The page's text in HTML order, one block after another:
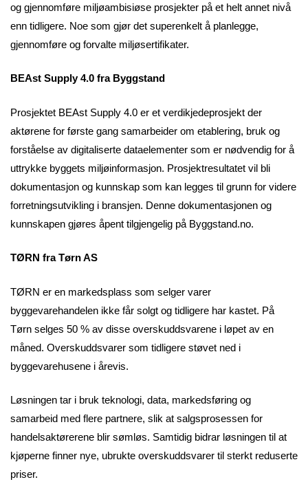
og gjennomføre miljøambisiøse prosjekter på et helt annet nivå
enn tidligere. Noe som gjør det superenkelt å planlegge,
gjennomføre og forvalte miljøsertifikater.
BEAst Supply 4.0 fra Byggstand
Prosjektet BEAst Supply 4.0 er et verdikjedeprosjekt der
aktørene for første gang samarbeider om etablering, bruk og
forståelse av digitaliserte dataelementer som er nødvendig for å
uttrykke byggets miljøinformasjon. Prosjektresultatet vil bli
dokumentasjon og kunnskap som kan legges til grunn for videre
forretningsutvikling i bransjen. Denne dokumentasjonen og
kunnskapen gjøres åpent tilgjengelig på Byggstand.no.
TØRN fra Tørn AS
TØRN er en markedsplass som selger varer
byggevarehandelen ikke får solgt og tidligere har kastet. På
Tørn selges 50 % av disse overskuddsvarene i løpet av en
måned. Overskuddsvarer som tidligere støvet ned i
byggevarehusene i årevis.
Løsningen tar i bruk teknologi, data, markedsføring og
samarbeid med flere partnere, slik at salgsprosessen for
handelsaktørerene blir sømløs. Samtidig bidrar løsningen til at
kjøperne finner nye, ubrukte overskuddsvarer til sterkt reduserte
priser.